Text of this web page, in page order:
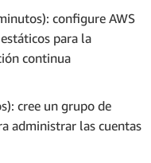
configure AWS
para la
continua
cree un grupo de
administrar las cuentas